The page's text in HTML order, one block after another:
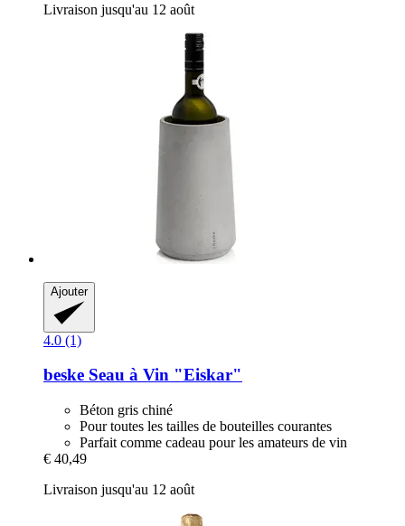
Livraison jusqu'au 12 août
Ajouter
4.0 (1)
beske Seau à Vin "Eiskar"
Béton gris chiné
Pour toutes les tailles de bouteilles courantes
Parfait comme cadeau pour les amateurs de vin
€ 40,49
Livraison jusqu'au 12 août